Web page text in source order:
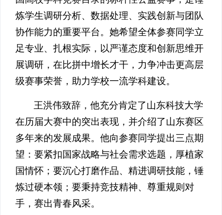
炼学生调研分析、数据处理、实践创新与团队
协作能力的重要平台。她希望全体参赛同学立
足专业、扎根实际，以严谨态度和创新思维开
展调研，在比拼中增长才干，力争冲击更高层
级赛事荣誉，助力学校一流学科建设。
王洪伟致辞，他充分肯定了山东科技大学
在历届大赛中的突出表现，并介绍了山东赛区
多年来的发展成果。他向参赛同学提出三点期
望：要紧扣国家战略与社会需求选题，厚植家
国情怀；要沉心打磨作品、精进调研技能，锤
炼过硬本领；要秉持竞技精神、尊重规则对
手，赛出青春风采。